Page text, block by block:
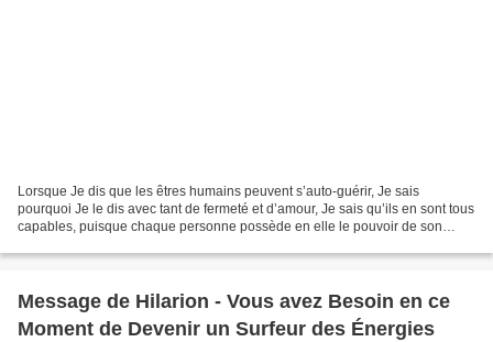
Lorsque Je dis que les êtres humains peuvent s’auto-guérir, Je sais
pourquoi Je le dis avec tant de fermeté et d’amour, Je sais qu’ils en sont tous
capables, puisque chaque personne possède en elle le pouvoir de son
Message de Hilarion - Vous avez Besoin en ce
Moment de Devenir un Surfeur des Énergies